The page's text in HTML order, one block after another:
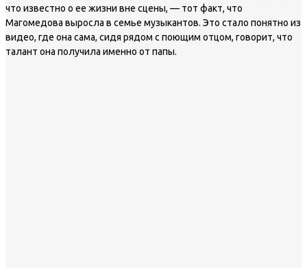
что известно о ее жизни вне сцены, — тот факт, что
Магомедова выросла в семье музыкантов. Это стало понятно из
видео, где она сама, сидя рядом с поющим отцом, говорит, что
талант она получила именно от папы.